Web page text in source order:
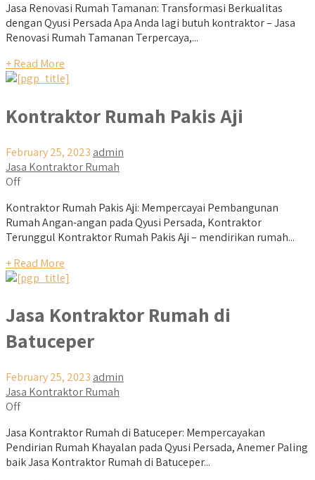
Jasa Renovasi Rumah Tamanan: Transformasi Berkualitas
dengan Qyusi Persada Apa Anda lagi butuh kontraktor – Jasa
Renovasi Rumah Tamanan Terpercaya,...
+ Read More
Kontraktor Rumah Pakis Aji
February 25, 2023 admin
Jasa Kontraktor Rumah
Off
Kontraktor Rumah Pakis Aji: Mempercayai Pembangunan
Rumah Angan-angan pada Qyusi Persada, Kontraktor
Terunggul Kontraktor Rumah Pakis Aji – mendirikan rumah...
+ Read More
Jasa Kontraktor Rumah di
Batuceper
February 25, 2023 admin
Jasa Kontraktor Rumah
Off
Jasa Kontraktor Rumah di Batuceper: Mempercayakan
Pendirian Rumah Khayalan pada Qyusi Persada, Anemer Paling
baik Jasa Kontraktor Rumah di Batuceper...